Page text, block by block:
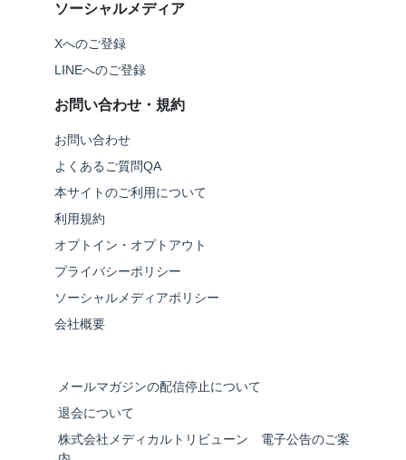
ソーシャルメディア
Xへのご登録
LINEへのご登録
お問い合わせ・規約
お問い合わせ
よくあるご質問QA
本サイトのご利用について
利用規約
オプトイン・オプトアウト
プライバシーポリシー
ソーシャルメディアポリシー
会社概要
メールマガジンの配信停止について
退会について
株式会社メディカルトリビューン 電子公告のご案